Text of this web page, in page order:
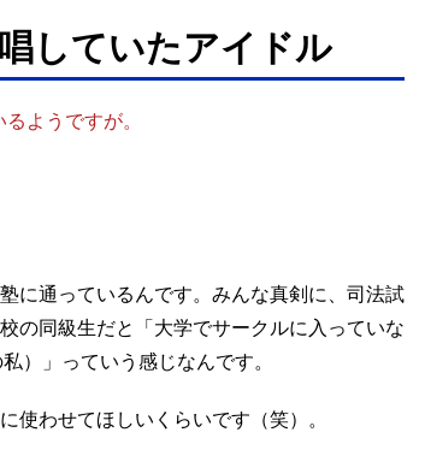
していたアイドル
ようですが。
に通っているんです。みんな真剣に、司法試
の同級生だと「大学でサークルに入っていな
）」っていう感じなんです。
わせてほしいくらいです（笑）。